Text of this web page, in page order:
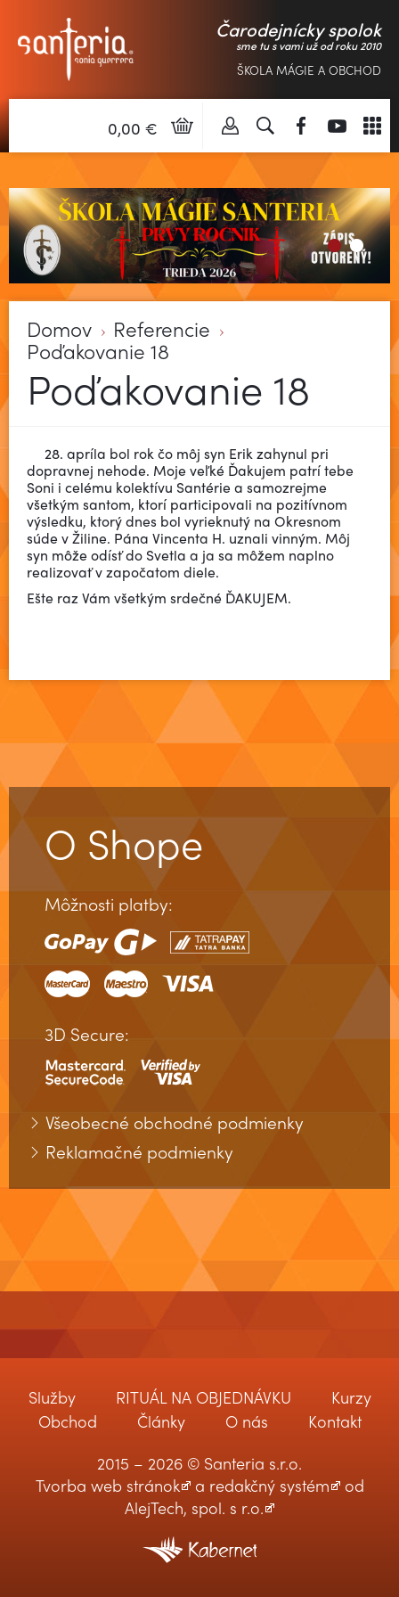
Čarodejnícky spolok
sme tu s vami už od roku 2010
ŠKOLA MÁGIE A OBCHOD
0,00 €
Domov Referencie
Poďakovanie 18
Poďakovanie 18
28. apríla bol rok čo môj syn Erik zahynul pri
dopravnej nehode. Moje veľké Ďakujem patrí tebe
Soni i celému kolektívu Santérie a samozrejme
všetkým santom, ktorí participovali na pozitívnom
výsledku, ktorý dnes bol vyrieknutý na Okresnom
súde v Žiline. Pána Vincenta H. uznali vinným. Môj
syn môže odísť do Svetla a ja sa môžem naplno
realizovať v započatom diele.
Ešte raz Vám všetkým srdečné ĎAKUJEM.
O Shope
Môžnosti platby:
3D Secure:
Všeobecné obchodné podmienky
Reklamačné podmienky
Služby RITUÁL NA OBJEDNÁVKU
Kurzy
Obchod
Články O nás
Kontakt
2015 – 2026 © Santeria s.r.o.
Tvorba web stránok a redakčný systém od
AlejTech, spol. s r.o.